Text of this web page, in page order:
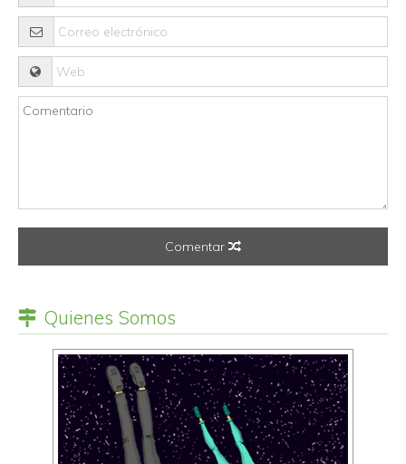
Comentar
Quienes Somos